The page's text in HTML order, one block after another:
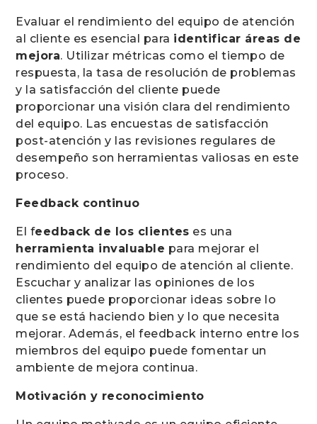
Evaluar el rendimiento del equipo de atención
al cliente es esencial para identificar áreas de
mejora. Utilizar métricas como el tiempo de
respuesta, la tasa de resolución de problemas
y la satisfacción del cliente puede
proporcionar una visión clara del rendimiento
del equipo. Las encuestas de satisfacción
post-atención y las revisiones regulares de
desempeño son herramientas valiosas en este
proceso.
Feedback continuo
El feedback de los clientes es una
herramienta invaluable para mejorar el
rendimiento del equipo de atención al cliente.
Escuchar y analizar las opiniones de los
clientes puede proporcionar ideas sobre lo
que se está haciendo bien y lo que necesita
mejorar. Además, el feedback interno entre los
miembros del equipo puede fomentar un
ambiente de mejora continua.
Motivación y reconocimiento